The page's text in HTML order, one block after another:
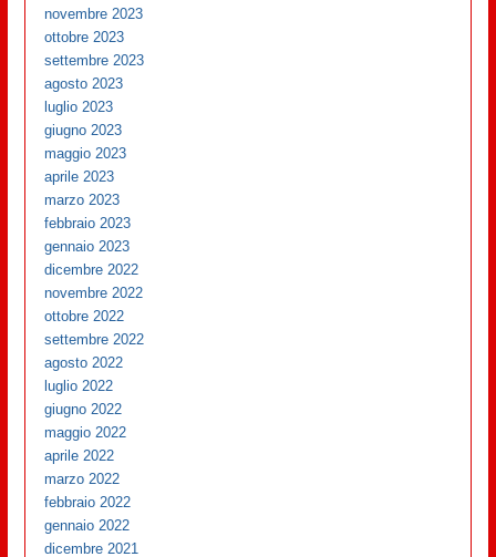
novembre 2023
ottobre 2023
settembre 2023
agosto 2023
luglio 2023
giugno 2023
maggio 2023
aprile 2023
marzo 2023
febbraio 2023
gennaio 2023
dicembre 2022
novembre 2022
ottobre 2022
settembre 2022
agosto 2022
luglio 2022
giugno 2022
maggio 2022
aprile 2022
marzo 2022
febbraio 2022
gennaio 2022
dicembre 2021